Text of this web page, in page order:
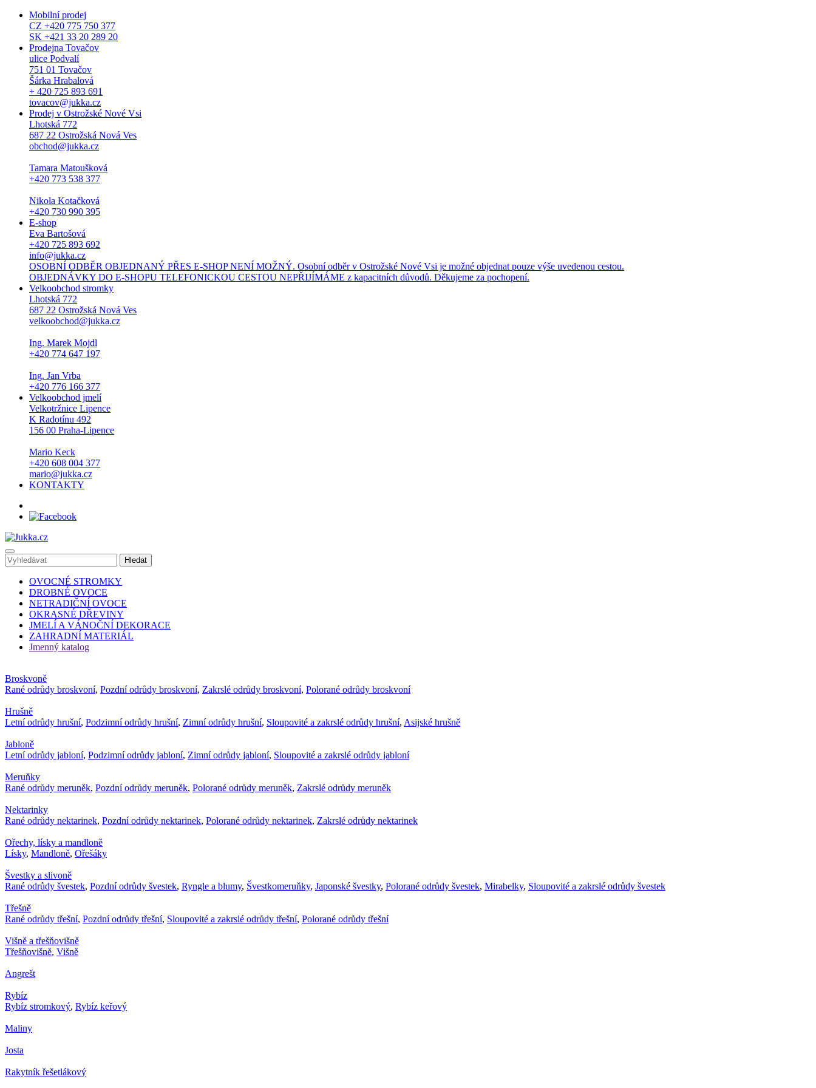
Mobilní prodej
CZ +420 775 750 377
SK +421 33 20 289 20
Prodejna Tovačov
ulice Podvalí
751 01 Tovačov
Šárka Hrabalová
+ 420 725 893 691
tovacov@jukka.cz
Prodej v Ostrožské Nové Vsi
Lhotská 772
687 22 Ostrožská Nová Ves
obchod@jukka.cz
Tamara Matoušková
+420 773 538 377
Nikola Kotačková
+420 730 990 395
E-shop
Eva Bartošová
+420 725 893 692
info@jukka.cz
OSOBNÍ ODBĚR OBJEDNANÝ PŘES E-SHOP NENÍ MOŽNÝ. Osobní odběr v Ostrožské Nové Vsi je možné objednat pouze výše uvedenou cestou.
OBJEDNÁVKY DO E-SHOPU TELEFONICKOU CESTOU NEPŘIJÍMÁME z kapacitních důvodů. Děkujeme za pochopení.
Velkoobchod stromky
Lhotská 772
687 22 Ostrožská Nová Ves
velkoobchod@jukka.cz
Ing. Marek Mojdl
+420 774 647 197
Ing. Jan Vrba
+420 776 166 377
Velkoobchod jmelí
Velkotržnice Lipence
K Radotínu 492
156 00 Praha-Lipence
Mario Keck
+420 608 004 377
mario@jukka.cz
KONTAKTY
OVOCNÉ STROMKY
DROBNÉ OVOCE
NETRADIČNÍ OVOCE
OKRASNÉ DŘEVINY
JMELÍ A VÁNOČNÍ DEKORACE
ZAHRADNÍ MATERIÁL
Jmenný katalog
Broskvoně
Rané odrůdy broskvoní, Pozdní odrůdy broskvoní, Zakrslé odrůdy broskvoní, Polorané odrůdy broskvoní
Hrušně
Letní odrůdy hrušní, Podzimní odrůdy hrušní, Zimní odrůdy hrušní, Sloupovité a zakrslé odrůdy hrušní, Asijské hrušně
Jabloně
Letní odrůdy jabloní, Podzimní odrůdy jabloní, Zimní odrůdy jabloní, Sloupovité a zakrslé odrůdy jabloní
Meruňky
Rané odrůdy meruněk, Pozdní odrůdy meruněk, Polorané odrůdy meruněk, Zakrslé odrůdy meruněk
Nektarinky
Rané odrůdy nektarinek, Pozdní odrůdy nektarinek, Polorané odrůdy nektarinek, Zakrslé odrůdy nektarinek
Ořechy, lísky a mandloně
Lísky, Mandloně, Ořešáky
Švestky a slivoně
Rané odrůdy švestek, Pozdní odrůdy švestek, Ryngle a blumy, Švestkomeruňky, Japonské švestky, Polorané odrůdy švestek, Mirabelky, Sloupovité a zakrslé odrůdy švestek
Třešně
Rané odrůdy třešní, Pozdní odrůdy třešní, Sloupovité a zakrslé odrůdy třešní, Polorané odrůdy třešní
Višně a třešňovišně
Třešňovišně, Višně
Angrešt
Rybíz
Rybíz stromkový, Rybíz keřový
Maliny
Josta
Rakytník řešetlákový